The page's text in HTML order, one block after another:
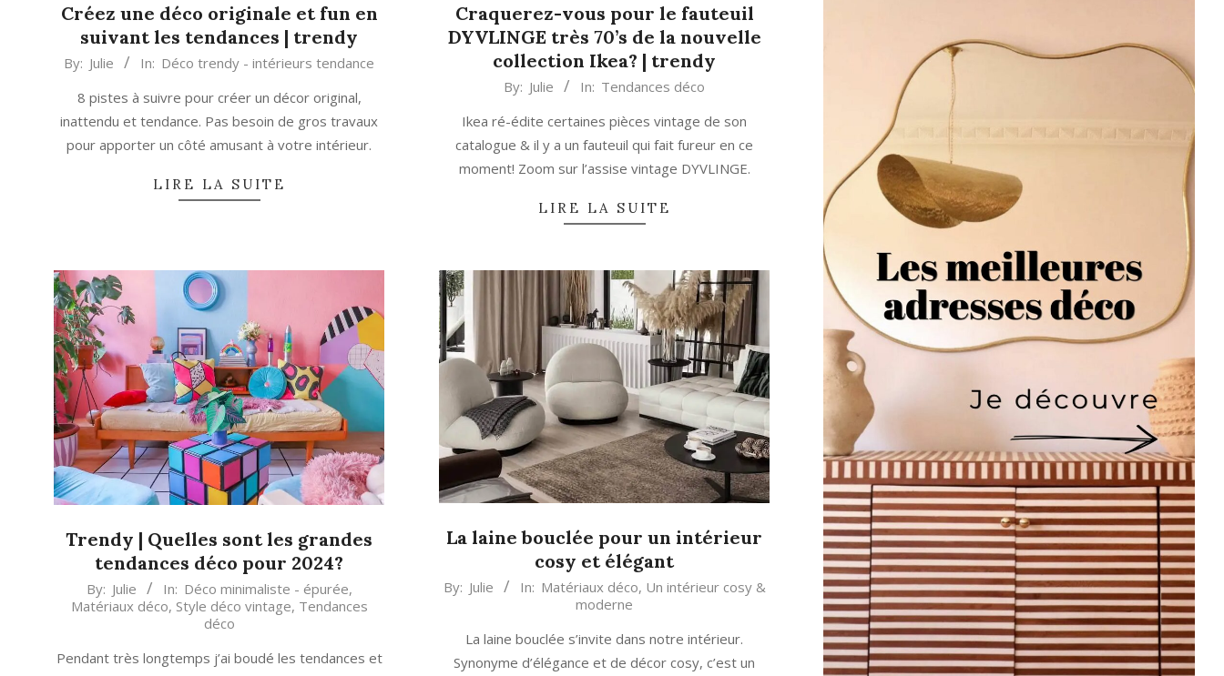
Créez une déco originale et fun en
suivant les tendances | trendy
2024-
By: Julie In: Déco trendy - intérieurs tendance
8 pistes à suivre pour créer un décor original,
inattendu et tendance. Pas besoin de gros travaux
pour apporter un côté amusant à votre intérieur.
LIRE LA SUITE
Craquerez-vous pour le fauteuil
DYVLINGE très 70’s de la nouvelle
collection Ikea? | trendy
By: Julie In: Tendances déco
Ikea ré-édite certaines pièces vintage de son
catalogue & il y a un fauteuil qui fait fureur en ce
moment! Zoom sur l’assise vintage DYVLINGE.
LIRE LA SUITE
Trendy | Quelles sont les grandes
tendances déco pour 2024?
2023-
12-
By: Julie In: Déco minimaliste - épurée,
Matériaux déco, Style déco vintage, Tendances
déco
Pendant très longtemps j’ai boudé les tendances et
La laine bouclée pour un intérieur
cosy et élégant
2023-
By: Julie In: Matériaux déco, Un intérieur cosy &
moderne
La laine bouclée s’invite dans notre intérieur.
Synonyme d’élégance et de décor cosy, c’est un